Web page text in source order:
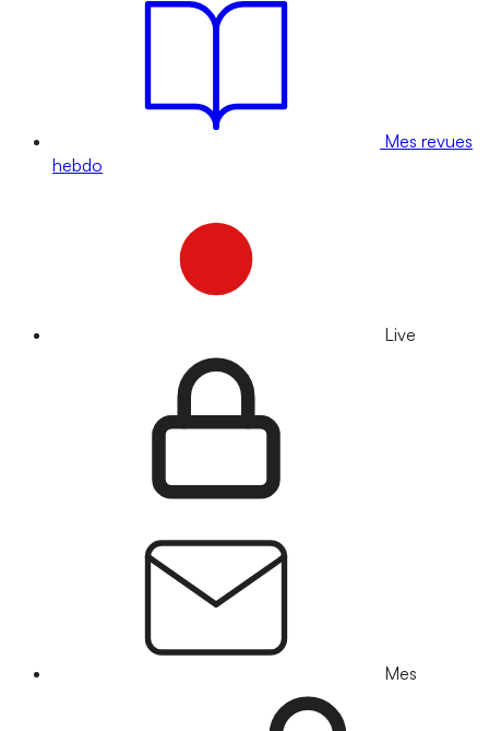
Mes revues
hebdo
Live
Mes